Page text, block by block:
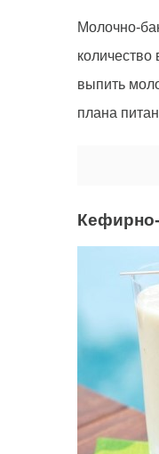
Молочно-
выпить
плана